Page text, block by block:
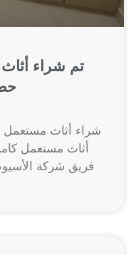
تم شراء
شراء أثاث
أثاث مستعمل
فريق شركة